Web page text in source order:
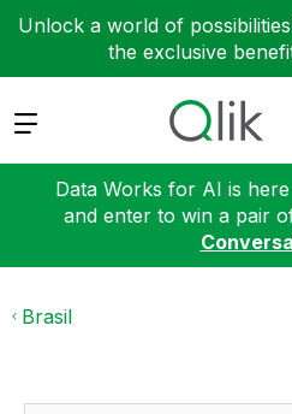
Unlock a world of
the exclusive
Expand
Data Works for AI is
and enter to win a pair
Brasil